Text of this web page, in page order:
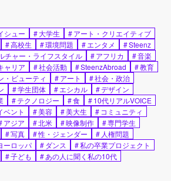
シュー #大学生 #アート・クリエイティブ
#高校生 #環境問題 #エンタメ #Steenz
チャー・ライフスタイル #アフリカ #音楽
ャリア #社会活動 #SteenzAbroad #教育
・ビューティ #アート #社会・政治
#学生団体 #エシカル #デザイン
#テクノロジー #食 #10代リアルVOICE
ベント #美容 #美大生 #コミュニティ
アジア #北米 #映像制作 #専門学生
#写真 #性・ジェンダー # 人権問題
ーロッパ #ダンス #私の卒業プロジェクト
#子ども #あの人に聞く私の10代